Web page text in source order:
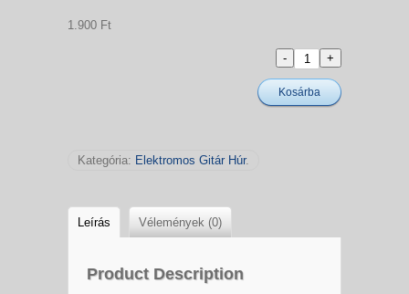
1.900 Ft
Kosárba
Kategória: Elektromos Gitár Húr.
Leírás Vélemények (0)
Product Description